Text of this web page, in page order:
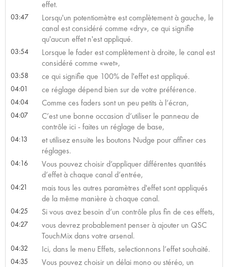
effet.
03:47
Lorsqu'un potentiomètre est complètement à gauche, le
canal est considéré comme «dry», ce qui signifie
qu'aucun effet n'est appliqué.
03:54
Lorsque le fader est complètement à droite, le canal est
considéré comme «wet»,
03:58 ce qui signifie que 100% de l'effet est appliqué.
04:01 ce réglage dépend bien sur de votre préférence.
04:04 Comme ces faders sont un peu petits à l’écran,
04:07
C’est une bonne occasion d’utiliser le panneau de
contrôle ici - faites un réglage de base,
04:13
et utilisez ensuite les boutons Nudge pour affiner ces
réglages.
04:16
Vous pouvez choisir d’appliquer différentes quantités
d’effet à chaque canal d’entrée,
04:21
mais tous les autres paramètres d'effet sont appliqués
de la même manière à chaque canal.
04:25 Si vous avez besoin d’un contrôle plus fin de ces effets,
04:27
vous devrez probablement penser à ajouter un QSC
TouchMix dans votre arsenal.
04:32 Ici, dans le menu Effets, selectionnons l’effet souhaité.
04:35
Vous pouvez choisir un délai mono ou stéréo, un